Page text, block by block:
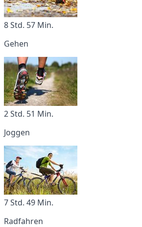
8 Std. 57 Min.
Gehen
2 Std. 51 Min.
Joggen
7 Std. 49 Min.
Radfahren